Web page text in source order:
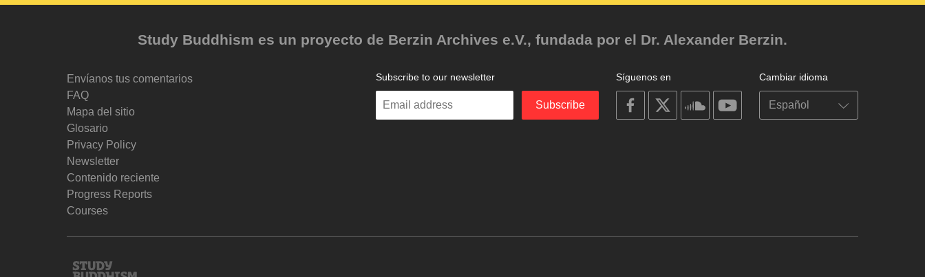
Study Buddhism es un proyecto de Berzin Archives e.V., fundada por el Dr. Alexander Berzin.
Envíanos tus comentarios
FAQ
Mapa del sitio
Glosario
Privacy Policy
Newsletter
Contenido reciente
Progress Reports
Courses
Cambiar idioma
Síguenos en
on
facebook
on
on
soundcloudyoutube
Subscribe to our newsletter
Enter
Subscribe
Study